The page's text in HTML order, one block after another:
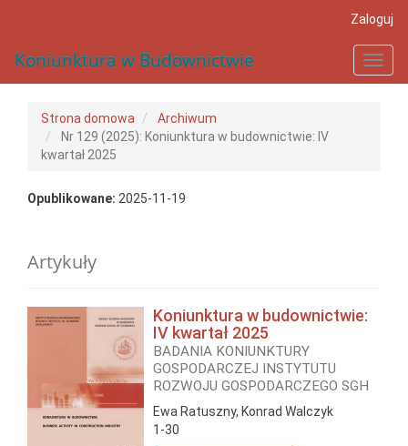
##plugins.themes.bootstrap3.accessible_menu.sidebar##
Zaloguj
Koniunktura w Budownictwie
Strona domowa
Archiwum
Nr 129 (2025): Koniunktura w budownictwie: IV
kwartał 2025
Opublikowane: 2025-11-19
Artykuły
Koniunktura w budownictwie:
IV kwartał 2025
BADANIA KONIUNKTURY
GOSPODARCZEJ INSTYTUTU
ROZWOJU GOSPODARCZEGO SGH
Ewa Ratuszny, Konrad Walczyk
1-30